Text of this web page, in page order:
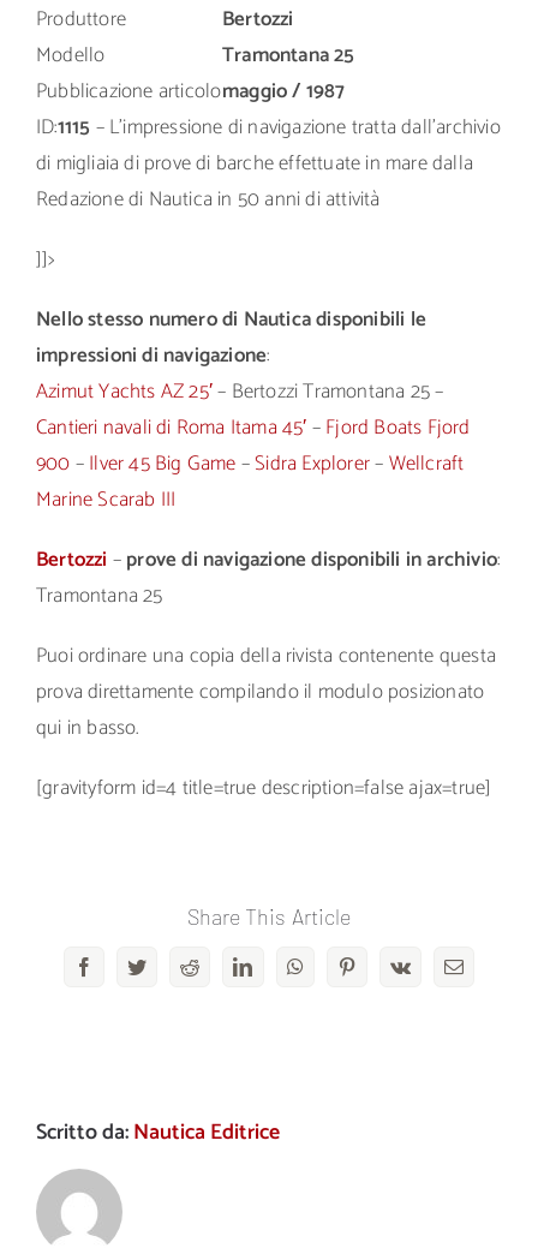
Produttore
Bertozzi
Modello
Tramontana 25
Pubblicazione articolomaggio / 1987
ID:1115 – L’impressione di navigazione tratta dall’archivio
di migliaia di prove di barche effettuate in mare dalla
Redazione di Nautica in 50 anni di attività
]]>
Nello stesso numero di Nautica disponibili le
impressioni di navigazione:
Azimut Yachts AZ 25′– Bertozzi Tramontana 25 –
Cantieri navali di Roma Itama 45′–Fjord Boats Fjord
900–Ilver 45 Big Game–Sidra Explorer–Wellcraft
Marine Scarab III
Bertozzi –prove di navigazione disponibili in archivio:
Tramontana 25
Puoi ordinare una copia della rivista contenente questa
prova direttamente compilando il modulo posizionato
qui in basso.
[gravityform id=4 title=true description=false ajax=true]
Share This Article
FacebookTwitterRedditLinkedInWhatsAppPinterestVk Email
Scritto da:Nautica Editrice